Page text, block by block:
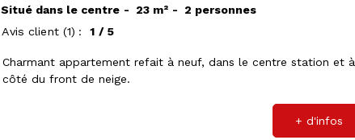
Situé dans le centre 23 m²
2 personnes
Avis client (1) 1 / 5
Charmant appartement refait à neuf, dans le centre station et à
côté du front de neige.
+ d'infos